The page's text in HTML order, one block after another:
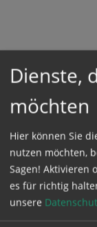
loggen Sie
Produkt
Bitte melden
und Passwort
Dienste,
möchten
Hier können Sie
nutzen möchten,
Sagen! Aktivieren
es für richtig
unsere